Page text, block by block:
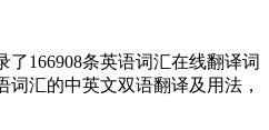
166908条英语词汇在线翻译词
汇的中英文双语翻译及用法，